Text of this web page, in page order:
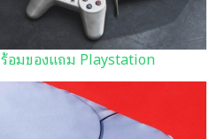
อมของแถม Playstation